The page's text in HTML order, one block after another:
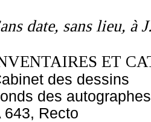
date, sans lieu, à
ET
des dessins
des autographes
643, Recto